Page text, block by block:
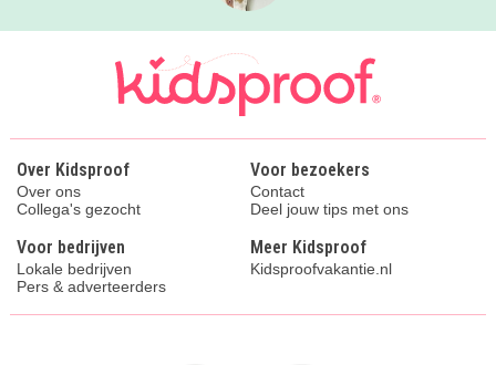
Over Kidsproof
Over ons
Collega's gezocht
Voor bezoekers
Contact
Deel jouw tips met ons
Voor bedrijven
Lokale bedrijven
Pers & adverteerders
Meer Kidsproof
Kidsproofvakantie.nl